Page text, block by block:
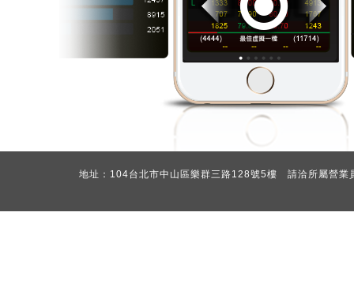
地址：104台北市中山區樂群三路128號5樓 請洽所屬營業